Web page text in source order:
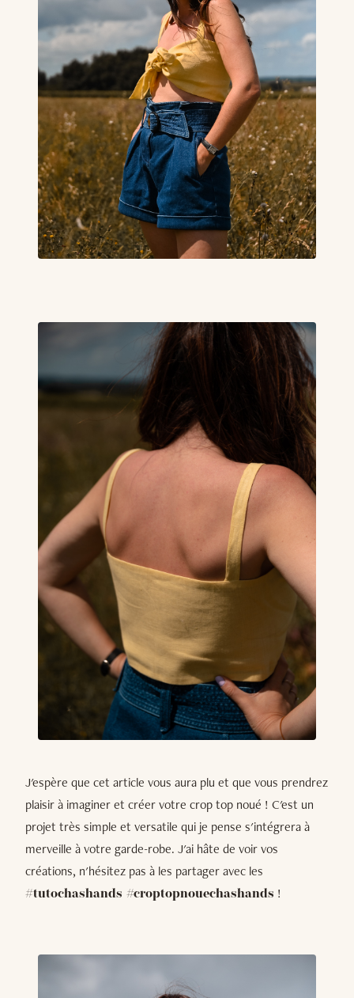
J'espère que cet article vous aura plu et que vous prendrez
plaisir à imaginer et créer votre crop top noué ! C'est un
projet très simple et versatile qui je pense s'intégrera à
merveille à votre garde-robe. J'ai hâte de voir vos
créations, n'hésitez pas à les partager avec les
#tutochashands #croptopnouechashands !